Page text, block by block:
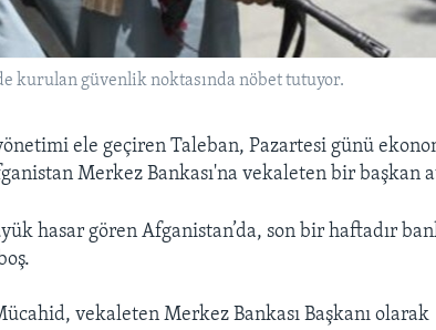
kurulan güvenlik noktasında nöbet tutuyor.
ele geçiren Taleban, Pazartesi günü
Merkez Bankası'na vekaleten bir başkan
hasar gören Afganistan’da, son bir haftadır
vekaleten Merkez Bankası Başkanı olarak